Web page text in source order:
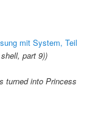
mit System, Teil
part 9))
turned into Princess